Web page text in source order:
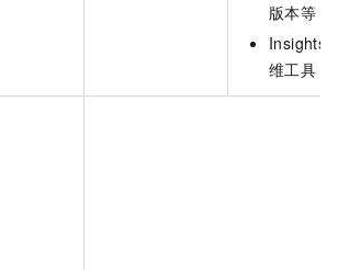
版本等
Insights
维工具